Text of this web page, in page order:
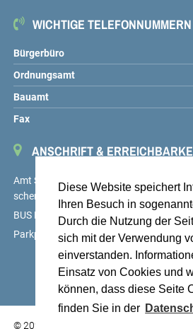
Diese Website speichert
Ihren Besuch in
Durch die Nutzung der
sich mit der Verwendung
einverstanden.
Einsatz von Cookies und
können, dass diese Seite
finden Sie in der
WICHTIGE TELEFONNUMMERN
Bürgerbüro
Ordnungsamt
Bauamt
Fax
ANSCHRIFT &
Amt Schenkenländchen, Markt 9, 15755
schenkenlaendchen.de
BUS Linien 725, 726 und 727,
Parkplätze auf dem Hof des Amtes
© 2026 Stadt Teupitz am See, Landkreis